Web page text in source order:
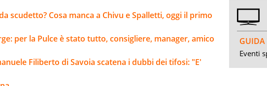
scudetto? Cosa manca a Chivu e Spalletti, oggi il primo
per la Pulce è stato tutto, consigliere, manager, amico
Filiberto di Savoia scatena i dubbi dei tifosi: "E'
GUIDA
Eventi